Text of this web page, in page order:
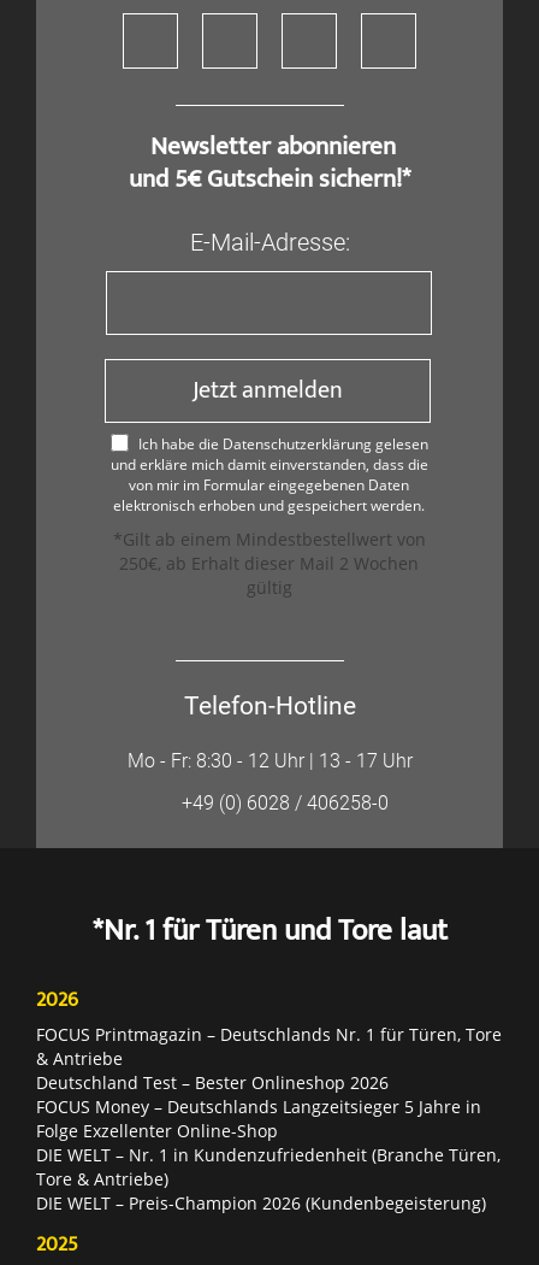
​ Newsletter abonnieren
und 5€ Gutschein sichern!*
E-Mail-Adresse:
Jetzt anmelden
Ich habe die Datenschutzerklärung gelesen
und erkläre mich damit einverstanden, dass die
von mir im Formular eingegebenen Daten
elektronisch erhoben und gespeichert werden.
*Gilt ab einem Mindestbestellwert von
250€, ab Erhalt dieser Mail 2 Wochen
gültig
Telefon-Hotline
Mo - Fr: 8:30 - 12 Uhr | 13 - 17 Uhr
+49 (0) 6028 / 406258-0
*Nr. 1 für Türen und Tore laut
2026
FOCUS Printmagazin – Deutschlands Nr. 1 für Türen, Tore
& Antriebe
Deutschland Test – Bester Onlineshop 2026
FOCUS Money – Deutschlands Langzeitsieger 5 Jahre in
Folge Exzellenter Online-Shop
DIE WELT – Nr. 1 in Kundenzufriedenheit (Branche Türen,
Tore & Antriebe)
DIE WELT – Preis-Champion 2026 (Kundenbegeisterung)
2025